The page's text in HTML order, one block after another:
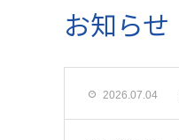
お知らせ
2026.07.04